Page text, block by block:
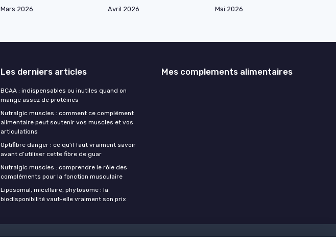
Mars 2026 Avril 2026
Mai 2026
Les derniers articles
BCAA : indispensables ou inutiles quand on
mange assez de protéines
Nutralgic muscles : comment ce complément
alimentaire peut soutenir vos muscles et vos
articulations
Optifibre danger : ce qu’il faut vraiment savoir
avant d’utiliser cette fibre de guar
Nutralgic muscles : comprendre le rôle des
compléments pour la fonction musculaire
Liposomal, micellaire, phytosome : la
biodisponibilité vaut-elle vraiment son prix
Mes complements alimentaires